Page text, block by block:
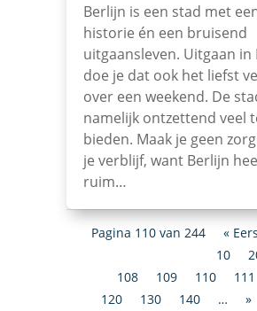
Berlijn is een stad met
historie én een bruisend
uitgaansleven. Uitgaan in
doe je dat ook het liefst
over een weekend. De
namelijk ontzettend veel
bieden. Maak je geen
je verblijf, want Berlijn
ruim…
Pagina 110 van 244 «
10
108
109 110 111
120
130 140 … »